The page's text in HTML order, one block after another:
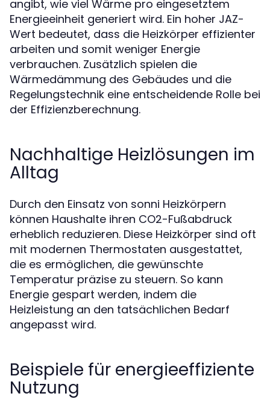
angibt, wie viel Wärme pro eingesetztem
Energieeinheit generiert wird. Ein hoher JAZ-
Wert bedeutet, dass die Heizkörper effizienter
arbeiten und somit weniger Energie
verbrauchen. Zusätzlich spielen die
Wärmedämmung des Gebäudes und die
Regelungstechnik eine entscheidende Rolle bei
der Effizienzberechnung.
Nachhaltige Heizlösungen im
Alltag
Durch den Einsatz von sonni Heizkörpern
können Haushalte ihren CO2-Fußabdruck
erheblich reduzieren. Diese Heizkörper sind oft
mit modernen Thermostaten ausgestattet,
die es ermöglichen, die gewünschte
Temperatur präzise zu steuern. So kann
Energie gespart werden, indem die
Heizleistung an den tatsächlichen Bedarf
angepasst wird.
Beispiele für energieeffiziente
Nutzung